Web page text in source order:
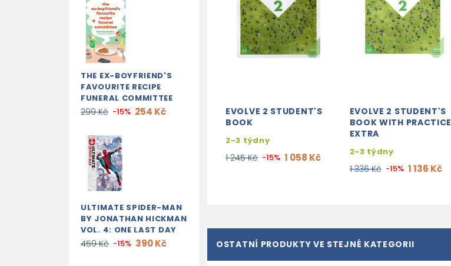
THE EX-BOYFRIEND'S
FAVOURITE RECIPE
FUNERAL COMMITTEE
299 Kč -15% 254 Kč
ULTIMATE SPIDER-MAN
BY JONATHAN HICKMAN
VOL. 4: ONE LAST DAY
459 Kč -15% 390 Kč
EVOLVE 2 STUDENT'S
BOOK
2-3 týdny
1 245 Kč -15% 1 058 Kč
EVOLVE 2 STUDENT'S
BOOK WITH PRACTICE
EXTRA
2-3 týdny
1 336 Kč -15% 1 136 Kč
OSTATNÍ PRODUKTY VE STEJNÉ KATEGORII